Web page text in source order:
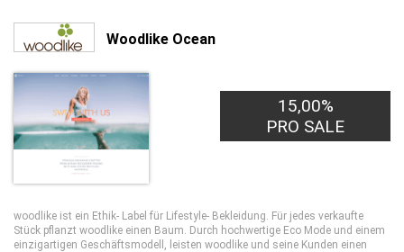
Woodlike Ocean
15,00%
PRO SALE
woodlike ist ein Ethik- Label für Lifestyle- Bekleidung. Für jedes verkaufte
Stück pflanzt woodlike einen Baum. Durch hochwertige Eco Mode und einem
einzigartigen Geschäftsmodell, leisten woodlike und seine Kunden einen